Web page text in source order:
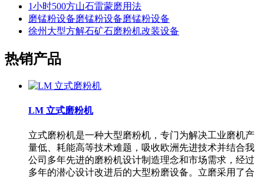
1小时500方山石雷蒙磨用法
磨锰粉设备磨锰粉设备磨锰粉设备
徐州大型方解石矿石磨粉机改装设备
热销产品
LM 立式磨粉机
立式磨粉机是一种大型磨粉机，专门为解决工业磨机产
量低、耗能高等技术难题，吸收欧洲先进技术并结合我
公司多年先进的磨粉机设计制造理念和市场需求，经过
多年的潜心设计改进后的大型粉磨设备。立磨采用了合